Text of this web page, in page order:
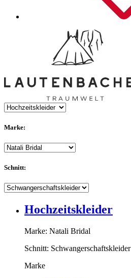
Marke:
Schnitt:
Hochzeitskleider
Marke: Natali Bridal
Schnitt: Schwangerschaftskleider
Marke